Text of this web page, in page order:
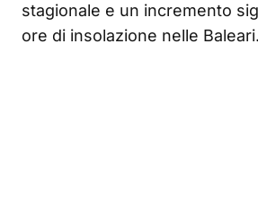
stagionale e un incremento
ore di insolazione nelle Baleari.